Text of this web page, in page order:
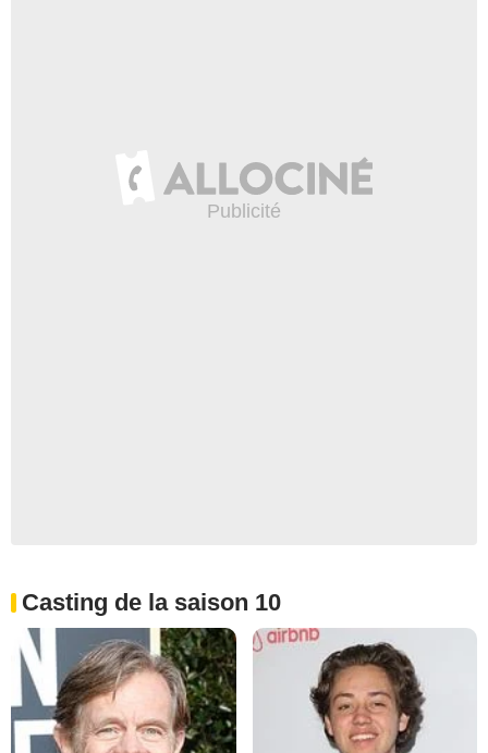
Casting de la saison 10